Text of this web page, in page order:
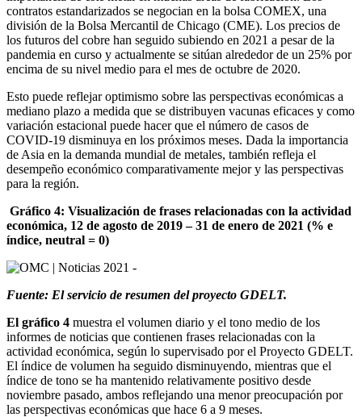
contratos estandarizados se negocian en la bolsa COMEX, una
división de la Bolsa Mercantil de Chicago (CME). Los precios de
los futuros del cobre han seguido subiendo en 2021 a pesar de la
pandemia en curso y actualmente se sitúan alrededor de un 25% por
encima de su nivel medio para el mes de octubre de 2020.
Esto puede reflejar optimismo sobre las perspectivas económicas a
mediano plazo a medida que se distribuyen vacunas eficaces y como
variación estacional puede hacer que el número de casos de
COVID-19 disminuya en los próximos meses. Dada la importancia
de Asia en la demanda mundial de metales, también refleja el
desempeño económico comparativamente mejor y las perspectivas
para la región.
Gráfico 4: Visualización de frases relacionadas con la actividad
económica, 12 de agosto de 2019 – 31 de enero de 2021 (% e
índice, neutral = 0)
Fuente: El servicio de resumen del proyecto GDELT.
El gráfico 4 muestra el volumen diario y el tono medio de los
informes de noticias que contienen frases relacionadas con la
actividad económica, según lo supervisado por el Proyecto GDELT.
El índice de volumen ha seguido disminuyendo, mientras que el
índice de tono se ha mantenido relativamente positivo desde
noviembre pasado, ambos reflejando una menor preocupación por
las perspectivas económicas que hace 6 a 9 meses.